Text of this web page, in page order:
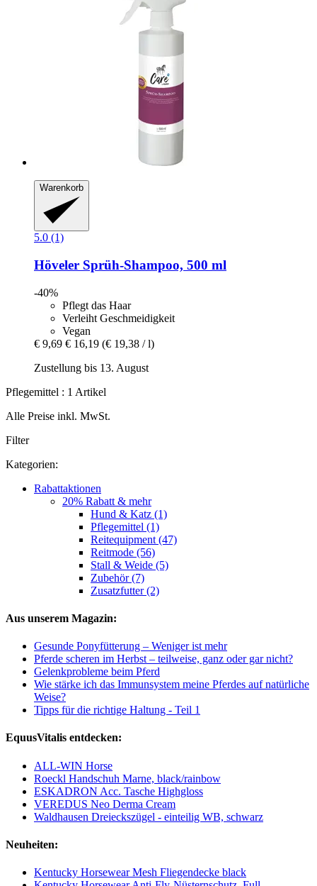
Warenkorb
5.0 (1)
Höveler Sprüh-​Shampoo, 500 ml
-40%
Pflegt das Haar
Verleiht Geschmeidigkeit
Vegan
€ 9,69 € 16,19 (€ 19,38 / l)
Zustellung bis 13. August
Pflegemittel : 1 Artikel
Alle Preise inkl. MwSt.
Filter
Kategorien:
Rabattaktionen
20% Rabatt & mehr
Hund & Katz (1)
Pflegemittel (1)
Reitequipment (47)
Reitmode (56)
Stall & Weide (5)
Zubehör (7)
Zusatzfutter (2)
Aus unserem Magazin:
Gesunde Ponyfütterung – Weniger ist mehr
Pferde scheren im Herbst – teilweise, ganz oder gar nicht?
Gelenkprobleme beim Pferd
Wie stärke ich das Immunsystem meine Pferdes auf natürliche
Weise?
Tipps für die richtige Haltung - Teil 1
EquusVitalis entdecken:
ALL-WIN Horse
Roeckl Handschuh Marne, black/rainbow
ESKADRON Acc. Tasche Highgloss
VEREDUS Neo Derma Cream
Waldhausen Dreieckszügel - einteilig WB, schwarz
Neuheiten:
Kentucky Horsewear Mesh Fliegendecke black